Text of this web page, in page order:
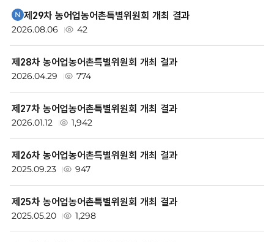
동
>
본
회
의
개
최
결
과
검
색
위
원
활
동
>
본
회
의
개
최
결
과
목
새
제29차 농어업농어촌특별위원회 개최 결과
2026.08.06 42
제28차 농어업농어촌특별위원회 개최 결과
2026.04.29 774
제27차 농어업농어촌특별위원회 개최 결과
2026.01.12 1,942
제26차 농어업농어촌특별위원회 개최 결과
2025.09.23 947
제25차 농어업농어촌특별위원회 개최 결과
2025.05.20 1,298